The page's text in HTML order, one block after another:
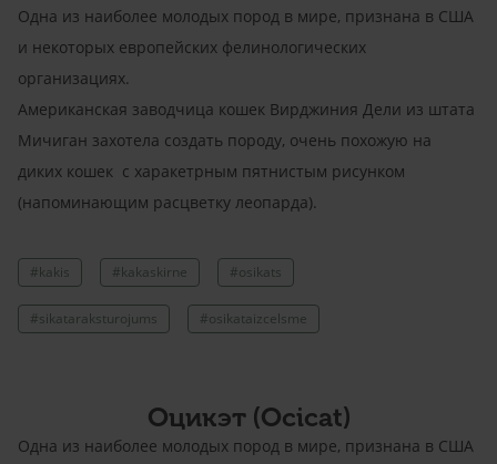
Одна из наиболее молодых пород в мире, признана в США
и некоторых европейских фелинологических
организациях.
Американская заводчица кошек Вирджиния Дели из штата
Мичиган захотела создать породу, очень похожую на
диких кошек с харакетрным пятнистым рисунком
(напоминающим расцветку леопарда).
#kakis #kakaskirne #osikats
#sikataraksturojums #osikataizcelsme
Оцикэт (Ocicat)
Одна из наиболее молодых пород в мире, признана в США